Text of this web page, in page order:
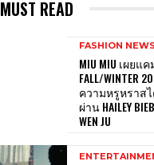
MUST READ
FASHION NEWS
MIU MIU เผยแ
FALL/WINTER
ความหรูหราส
ผ่าน HAILEY
WEN JU